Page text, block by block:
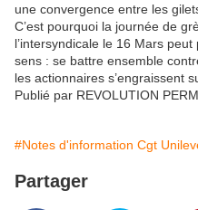
une convergence entre les
C’est pourquoi la journée de
l’intersyndicale le 16 Mars
sens : se battre ensemble
les actionnaires s’engraissent
Publié par REVOLUTION
#Notes d'information Cgt
Partager